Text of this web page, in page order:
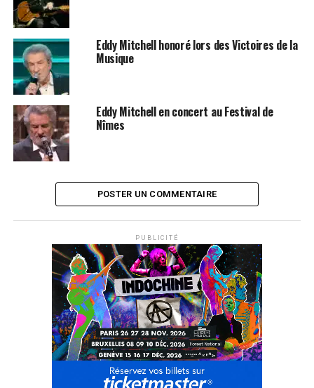
SUJETS ASSOCIÉS: EDDY MITCHELL
JACQUES DUTRONC
JOHNNY HALLYDAY
LES VIEILLES CANAILLES
Eddy Mitchell honoré lors des Victoires de la
Musique
Eddy Mitchell en concert au Festival de
Nîmes
POSTER UN COMMENTAIRE
PUBLICITÉ